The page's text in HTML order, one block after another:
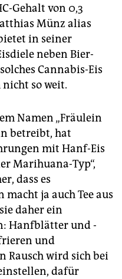
Gehalt von 0,3
Münz alias
in seiner
neben Bier-
Cannabis-Eis
so weit.
Namen „Fräulein
betreibt, hat
mit Hanf-Eis
Marihuana-Typ“,
dass es
ja auch Tee aus
daher ein
Hanfblätter und -
und
Rausch wird sich bei
dafür